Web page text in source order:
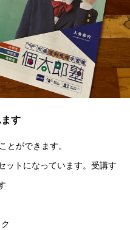
す
ができます。
ットになっています。受講す